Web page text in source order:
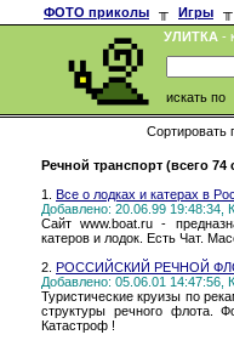
ФОТО приколы ╥ Игры
╥
УЛИТКА -
искать по
Сортировать
Речной транспорт (всего 74
1. Все о лодках и катерах в
Добавлено: 20.06.99 19:48:34,
Сайт www.boat.ru -
катеров и лодок. Есть Чат.
2. РОССИЙСКИЙ РЕЧНОЙ
Добавлено: 05.06.01 14:47:56,
Туристические круизы по
структуры речного флота.
Катастроф !